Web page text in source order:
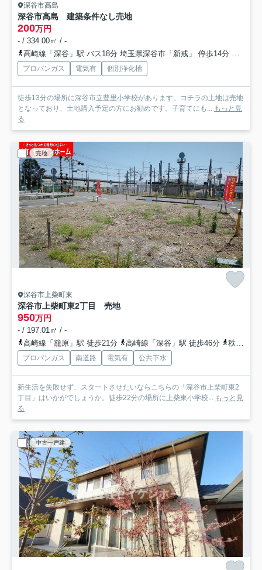
深谷市高島
深谷市高島 建築条件なし売地
200万円
- / 334.00㎡ / -
高崎線「深谷」駅 バス18分 埼玉県深谷市「新戒」 停歩14分
プロパンガス 電気有 個別浄化槽
徒歩13分の場所に深谷市立豊里小学校があります。コチラの土地は売地
となっており、土地購入予定の方にお勧めです。子育てにも...
もっと見
る
売地
深谷市上柴町東
深谷市上柴町東2丁目 売地
950万円
- / 197.01㎡ / -
高崎線「籠原」駅 徒歩21分
高崎線「深谷」駅 徒歩46分 秩父鉄道「大麻生」駅 徒歩66分
プロパンガス 南道路 電気有 公共下水
新生活を失敗せず、スタートさせたいならこちらの「深谷市上柴町東2
丁目」はいかがでしょうか。徒歩22分の場所に上柴東小学校...
もっと見
る
中古一戸建